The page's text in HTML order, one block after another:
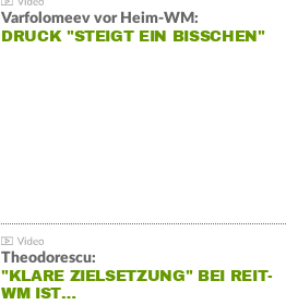
Varfolomeev vor Heim-WM:
DRUCK "STEIGT EIN BISSCHEN"
Theodorescu:
"KLARE ZIELSETZUNG" BEI REIT-
WM IST…